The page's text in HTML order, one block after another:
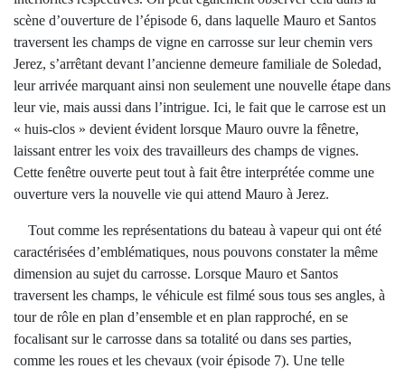
scène d’ouverture de l’épisode 6, dans laquelle Mauro et Santos
traversent les champs de vigne en carrosse sur leur chemin vers
Jerez, s’arrêtant devant l’ancienne demeure familiale de Soledad,
leur arrivée marquant ainsi non seulement une nouvelle étape dans
leur vie, mais aussi dans l’intrigue. Ici, le fait que le carrose est un
« huis-clos » devient évident lorsque Mauro ouvre la fênetre,
laissant entrer les voix des travailleurs des champs de vignes.
Cette fenêtre ouverte peut tout à fait être interprétée comme une
ouverture vers la nouvelle vie qui attend Mauro à Jerez.
Tout comme les représentations du bateau à vapeur qui ont été
caractérisées d’emblématiques, nous pouvons constater la même
dimension au sujet du carrosse. Lorsque Mauro et Santos
traversent les champs, le véhicule est filmé sous tous ses angles, à
tour de rôle en plan d’ensemble et en plan rapproché, en se
focalisant sur le carrosse dans sa totalité ou dans ses parties,
comme les roues et les chevaux (voir épisode 7). Une telle